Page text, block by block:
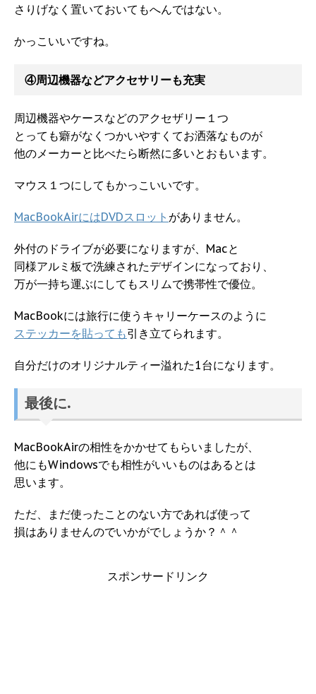
さりげなく置いておいてもへんではない。
かっこいいですね。
④周辺機器などアクセサリーも充実
周辺機器やケースなどのアクセザリー１つ
とっても癖がなくつかいやすくてお洒落なものが
他のメーカーと比べたら断然に多いとおもいます。
マウス１つにしてもかっこいいです。
MacBookAirにはDVDスロット がありません。
外付のドライブが必要になりますが、Macと
同様アルミ板で洗練されたデザインになっており、
万が一持ち運ぶにしてもスリムで携帯性で優位。
MacBookには旅行に使うキャリーケースのように
ステッカーを貼っても引き立てられます。
自分だけのオリジナルティー溢れた1台になります。
最後に.
MacBookAirの相性をかかせてもらいましたが、
他にもWindowsでも相性がいいものはあるとは
思います。
ただ、まだ使ったことのない方であれば使って
損はありませんのでいかがでしょうか？＾＾
スポンサードリンク